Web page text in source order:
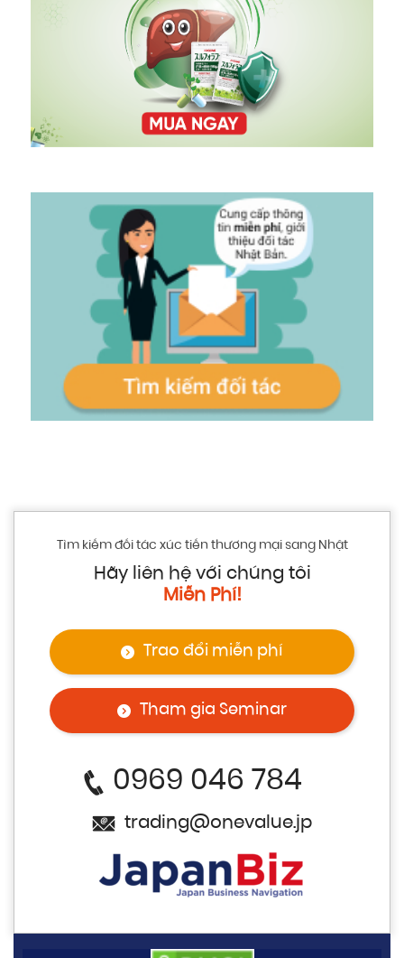
Tìm kiếm đối tác xúc tiến thương mại sang Nhật
Hãy liên hệ với chúng tôi
Miễn Phí!
Trao đổi miễn phí
Tham gia Seminar
0969 046 784
trading@onevalue.jp